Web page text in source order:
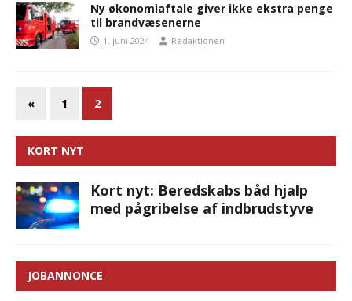
Ny økonomiaftale giver ikke ekstra penge
til brandvæsenerne
1. juni 2024 Redaktionen
« 1 2
KORT NYT
Kort nyt: Beredskabs båd hjalp
med pågribelse af indbrudstyve
JOBANNONCE